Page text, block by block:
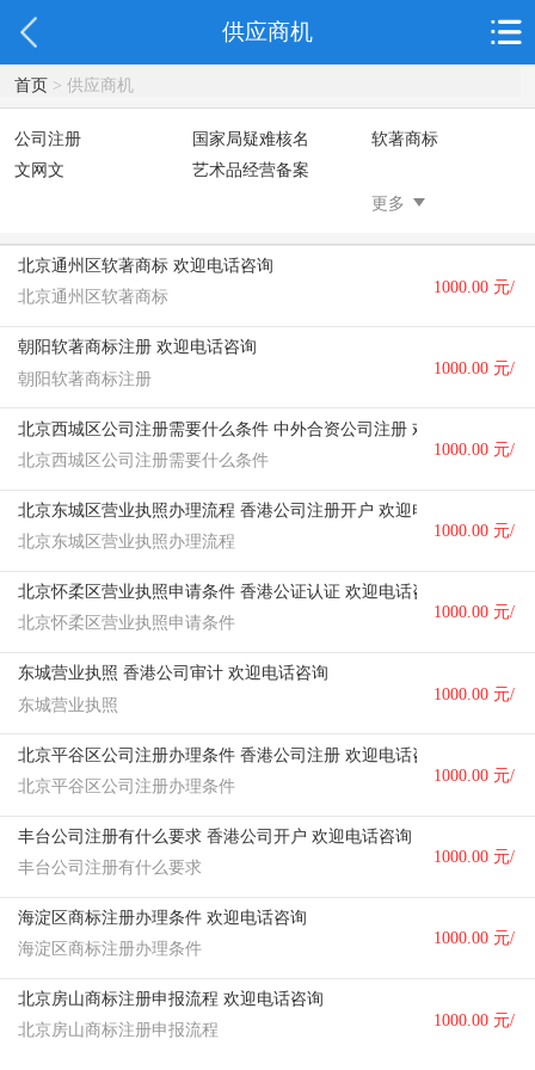
供应商机
首页> 供应商机
公司注册 国家局疑难核名
软著商标
文网文
艺术品经营备案
更多
北京通州区软著商标 欢迎电话咨询
北京通州区软著商标
1000.00 元/
个
朝阳软著商标注册 欢迎电话咨询
朝阳软著商标注册
1000.00 元/
个
北京西城区公司注册需要什么条件 中外合资公司注册 欢迎电话咨询
北京西城区公司注册需要什么条件
1000.00 元/
个
北京东城区营业执照办理流程 香港公司注册开户 欢迎电话咨询
北京东城区营业执照办理流程
1000.00 元/
个
北京怀柔区营业执照申请条件 香港公证认证 欢迎电话咨询
北京怀柔区营业执照申请条件
1000.00 元/
个
东城营业执照 香港公司审计 欢迎电话咨询
东城营业执照
1000.00 元/
个
北京平谷区公司注册办理条件 香港公司注册 欢迎电话咨询
北京平谷区公司注册办理条件
1000.00 元/
个
丰台公司注册有什么要求 香港公司开户 欢迎电话咨询
丰台公司注册有什么要求
1000.00 元/
个
海淀区商标注册办理条件 欢迎电话咨询
海淀区商标注册办理条件
1000.00 元/
个
北京房山商标注册申报流程 欢迎电话咨询
北京房山商标注册申报流程
1000.00 元/